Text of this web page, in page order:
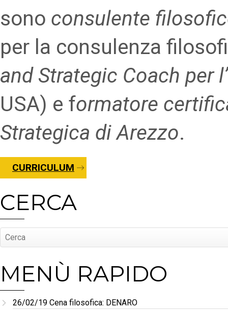
sono consulente
per la consulenza
and Strategic Coach per
USA) e formatore
Strategica di Arezzo.
CURRICULUM
CERCA
MENÙ RAPIDO
26/02/19 Cena filosofica: DENARO